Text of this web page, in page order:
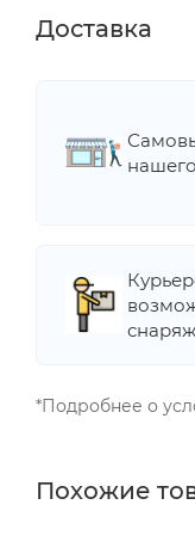
Доставка
*Подробнее о
Похожие